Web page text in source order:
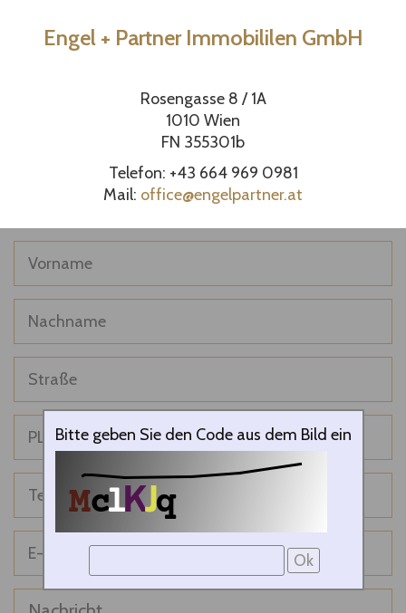
Engel + Partner Immobililen GmbH
Rosengasse 8 / 1A
1010 Wien
FN 355301b
Telefon: +43 664 969 0981
Mail: office@engelpartner.at
Bitte geben Sie den Code aus dem Bild ein
Ok